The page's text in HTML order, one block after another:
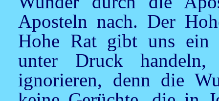
Aposteln nach. Der
Hohe Rat gibt uns ein
unter Druck
ignorieren, denn die